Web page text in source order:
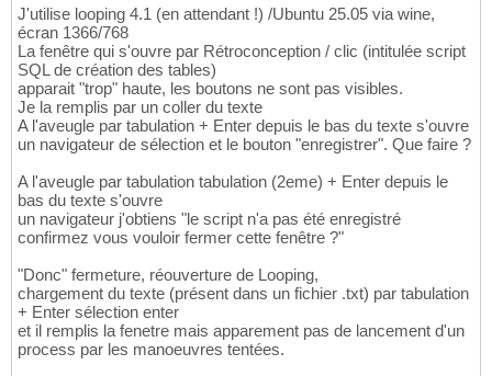
J'utilise looping 4.1 (en attendant !) /Ubuntu 25.05 via wine,
écran 1366/768
La fenêtre qui s'ouvre par Rétroconception / clic (intitulée script
SQL de création des tables)
apparait "trop" haute, les boutons ne sont pas visibles.
Je la remplis par un coller du texte
A l'aveugle par tabulation + Enter depuis le bas du texte s'ouvre
un navigateur de sélection et le bouton "enregistrer". Que faire ?
A l'aveugle par tabulation tabulation (2eme) + Enter depuis le
bas du texte s'ouvre
un navigateur j'obtiens "le script n'a pas été enregistré
confirmez vous vouloir fermer cette fenêtre ?"
"Donc" fermeture, réouverture de Looping,
chargement du texte (présent dans un fichier .txt) par tabulation
+ Enter sélection enter
et il remplis la fenetre mais apparement pas de lancement d'un
process par les manoeuvres tentées.